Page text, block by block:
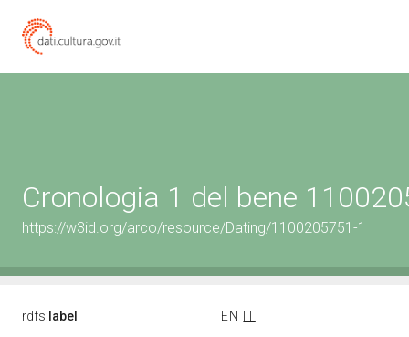
Cronologia 1 del bene
https://w3id.org/arco/resource/Dating/1100205751-1
rdfs: label EN
IT